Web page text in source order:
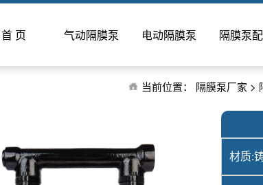
首 页 气动隔膜泵 电动隔膜泵 隔膜泵
当前位置： 隔膜泵厂家 >
材质: